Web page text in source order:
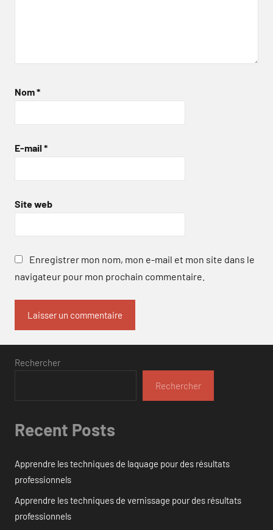
Nom*
E-mail *
Site web
Enregistrer mon nom, mon e-mail et mon site dans le
navigateur pour mon prochain commentaire.
Rechercher
Rechercher
Recent Posts
Apprendre les techniques de laquage pour des résultats
professionnels
Apprendre les techniques de vernissage pour des résultats
professionnels